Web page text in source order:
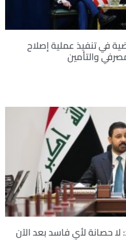
في تنفيذ عملية إصلاح
والتأمين
حصانة لأي فاسد بعد الآن